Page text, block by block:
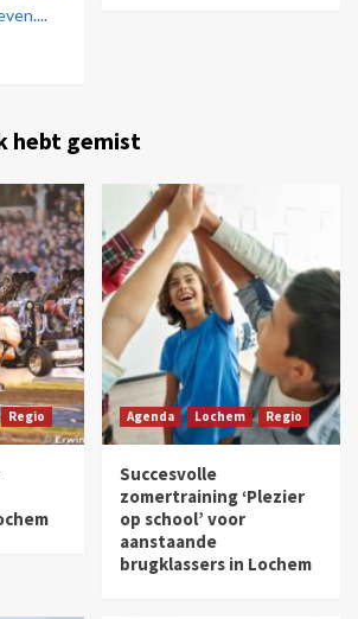
hebt gemist
Regio Agenda Lochem Regio
Succesvolle
zomertraining ‘Plezier
op school’ voor
aanstaande
brugklassers in Lochem